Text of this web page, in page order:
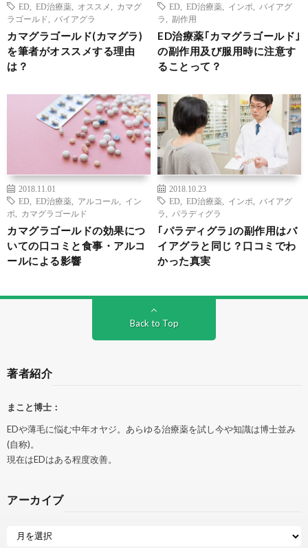
ED
ED治療薬 オススメ
カマグ
ラゴールド
バイアグラ
カマグラゴールド(カマグラ)
を筆者がオススメする理由
は？
ED
ED治療薬 インポ
バイアグ
ラ
副作用
ED治療薬｢カマグラゴールド｣
の副作用及び服用時に注意す
ることって？
2018.11.01
ED
ED治療薬 アルコール
イン
ポ
カマグラゴールド
カマグラゴールドの効果につ
いての口コミと食事・アルコ
ールによる影響
2018.10.23
ED
ED治療薬 インポ
バイアグ
ラ
パラディグラ
｢パラディグラ｣の副作用はバ
イアグラと同じ？口コミでわ
かった真実
Back to Top
著者紹介
まこと博士：
EDや薄毛に悩む中年オヤジ。あらゆる治療薬を試し今や知識は博士並み
(自称)。
現在はEDはある程度改善。
アーカイブ